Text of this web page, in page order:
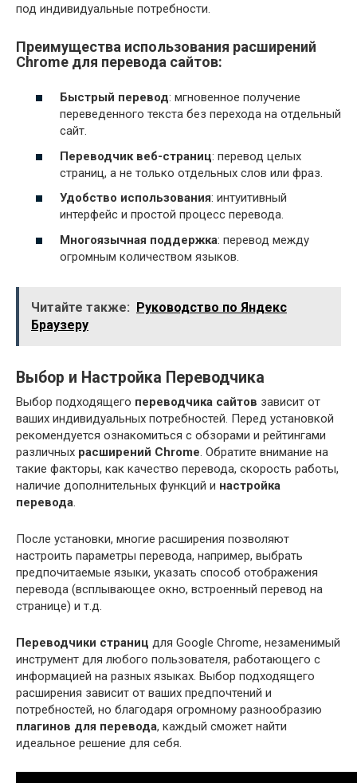
под индивидуальные потребности.
Преимущества использования расширений
Chrome для перевода сайтов:
Быстрый перевод: мгновенное получение
переведенного текста без перехода на отдельный
сайт.
Переводчик веб-страниц: перевод целых
страниц, а не только отдельных слов или фраз.
Удобство использования: интуитивный
интерфейс и простой процесс перевода.
Многоязычная поддержка: перевод между
огромным количеством языков.
Читайте также: Руководство по Яндекс
Браузеру
Выбор и Настройка Переводчика
Выбор подходящего переводчика сайтов зависит от
ваших индивидуальных потребностей. Перед установкой
рекомендуется ознакомиться с обзорами и рейтингами
различных расширений Chrome. Обратите внимание на
такие факторы, как качество перевода, скорость работы,
наличие дополнительных функций и настройка
перевода.
После установки, многие расширения позволяют
настроить параметры перевода, например, выбрать
предпочитаемые языки, указать способ отображения
перевода (всплывающее окно, встроенный перевод на
странице) и т.д.
Переводчики страниц для Google Chrome, незаменимый
инструмент для любого пользователя, работающего с
информацией на разных языках. Выбор подходящего
расширения зависит от ваших предпочтений и
потребностей, но благодаря огромному разнообразию
плагинов для перевода, каждый сможет найти
идеальное решение для себя.